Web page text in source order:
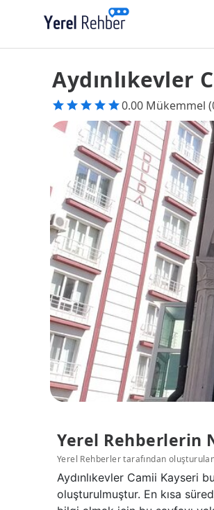
Aydınlıkevler
0.00 Mükemmel
Yerel Rehberlerin
Yerel Rehberler tarafından
Aydınlıkevler Camii Kayseri
oluşturulmuştur. En kısa